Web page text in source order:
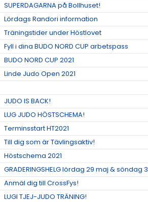
SUPERDAGARNA på Bollhuset!
Lördags Randori information
Träningstider under Höstlovet
Fyll i dina BUDO NORD CUP arbetspass
BUDO NORD CUP 2021
Linde Judo Open 2021
JUDO IS BACK!
LUG JUDO HÖSTSCHEMA!
Terminsstart HT2021
Till dig som är Tävlingsaktiv!
Höstschema 2021
GRADERINGSHELG lördag 29 maj & söndag
Anmäl dig till CrossFys!
LUGI TJEJ-JUDO TRÄNING!